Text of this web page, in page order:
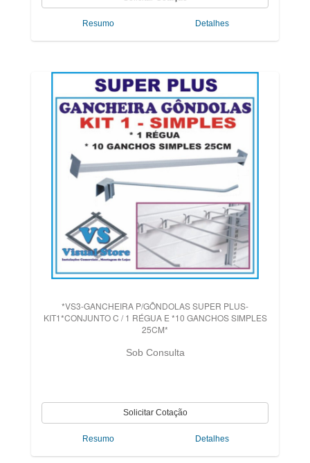
Resumo Detalhes
*VS3-GANCHEIRA P/GÔNDOLAS SUPER PLUS-
KIT1*CONJUNTO C / 1 RÉGUA E *10 GANCHOS SIMPLES
25CM*
Sob Consulta
Resumo Detalhes